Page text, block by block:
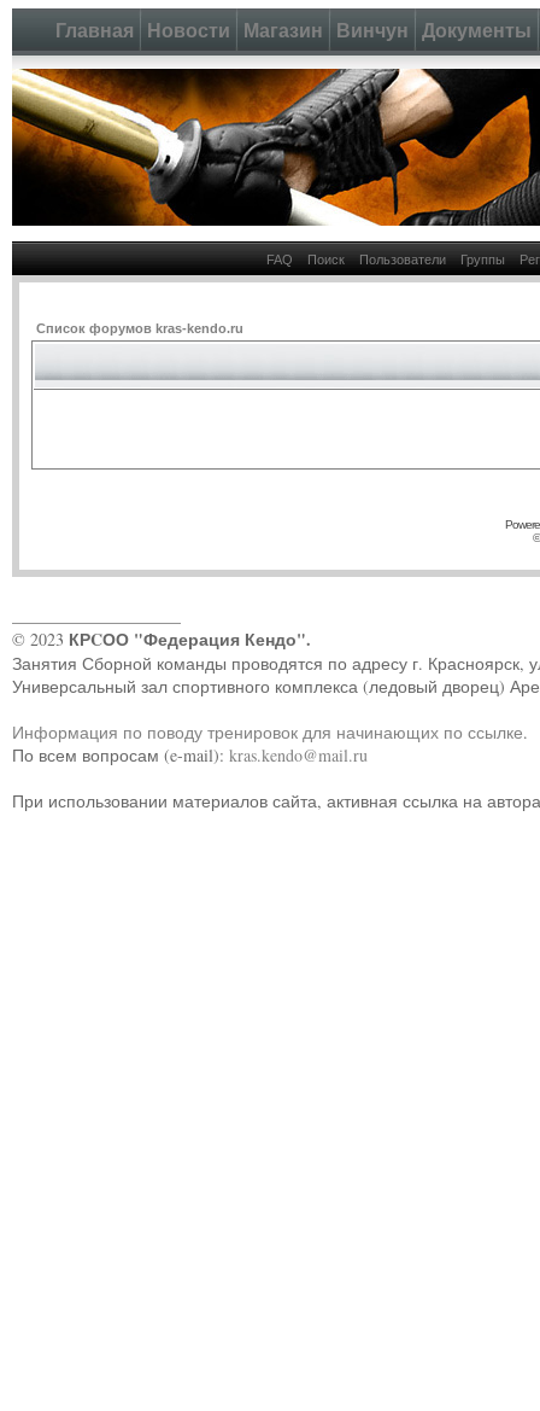
Главная Новости Магазин Винчун Документы
FAQ Поиск Пользователи Группы
Список форумов kras-kendo.ru
© 2023 КРCОО "Федерация Кендо".
Занятия Сборной команды проводятся по адресу г. Красноярск,
Универсальный зал спортивного комплекса (ледовый дворец)
Информация по поводу тренировок для начинающих по ссылке.
По всем вопросам (e-mail): kras.kendo@mail.ru
При использовании материалов сайта, активная ссылка на